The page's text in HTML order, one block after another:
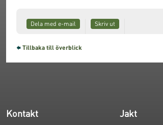
Dela med e-mail Skriv ut
Tillbaka till överblick
Kontakt Jakt